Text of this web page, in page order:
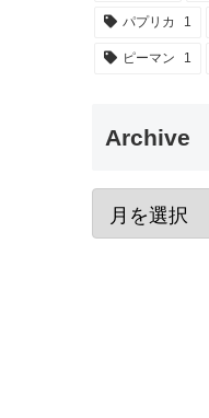
パプリカ 1
ピーマン 1
Archive